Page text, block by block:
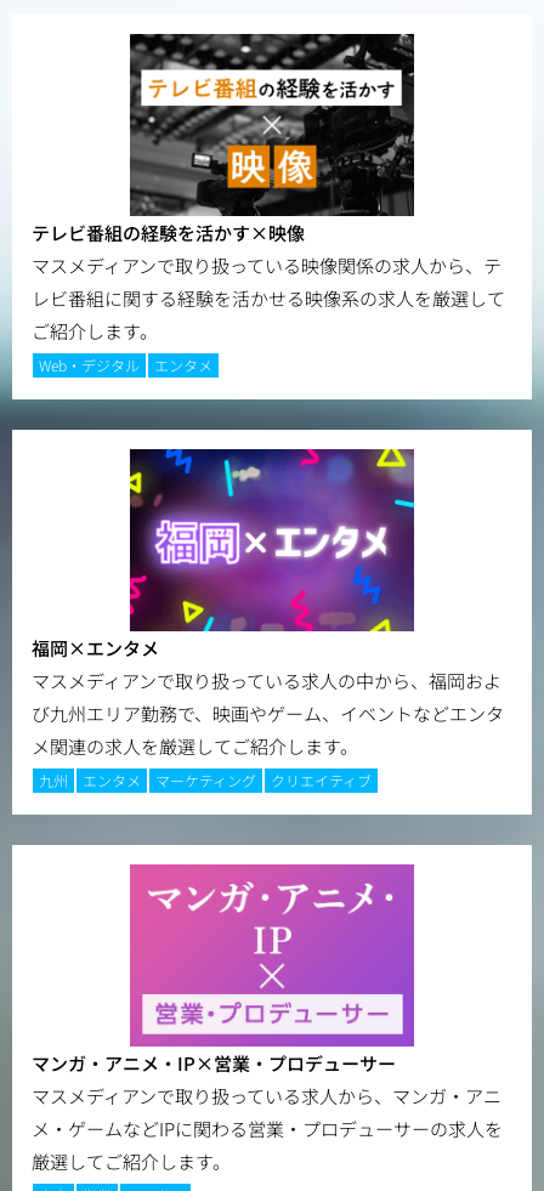
テレビ番組の経験を活かす×映像
マスメディアンで取り扱っている映像関係の求人から、テ
レビ番組に関する経験を活かせる映像系の求人を厳選して
ご紹介します。
Web・デジタル エンタメ
福岡×エンタメ
マスメディアンで取り扱っている求人の中から、福岡およ
び九州エリア勤務で、映画やゲーム、イベントなどエンタ
メ関連の求人を厳選してご紹介します。
九州 エンタメ マーケティング クリエイティブ
マンガ・アニメ・IP×営業・プロデューサー
マスメディアンで取り扱っている求人から、マンガ・アニ
メ・ゲームなどIPに関わる営業・プロデューサーの求人を
厳選してご紹介します。